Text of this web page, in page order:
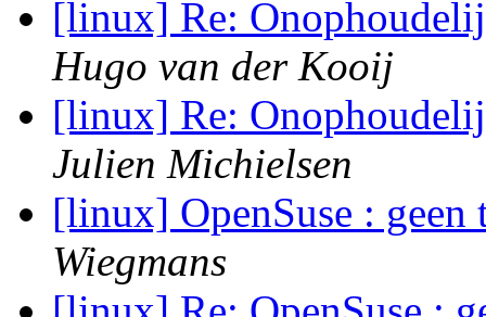
[linux] Re:
Hugo van der Kooij
[linux] Re:
Julien Michielsen
[linux] OpenSuse :
Wiegmans